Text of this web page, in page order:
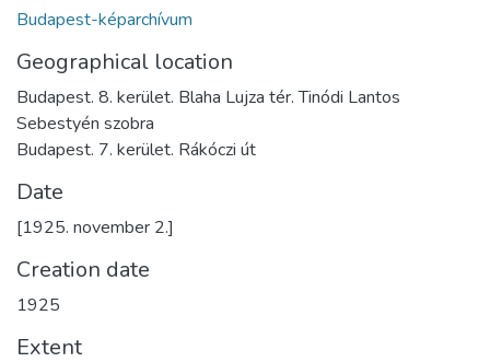
Budapest-képarchívum
Geographical location
Budapest. 8. kerület. Blaha Lujza tér. Tinódi Lantos
Sebestyén szobra
Budapest. 7. kerület. Rákóczi út
Date
[1925. november 2.]
Creation date
1925
Extent